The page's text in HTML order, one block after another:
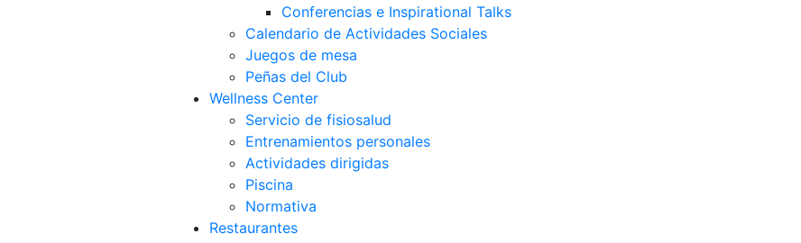
Conferencias e Inspirational Talks
Calendario de Actividades Sociales
Juegos de mesa
Peñas del Club
Wellness Center
Servicio de fisiosalud
Entrenamientos personales
Actividades dirigidas
Piscina
Normativa
Restaurantes